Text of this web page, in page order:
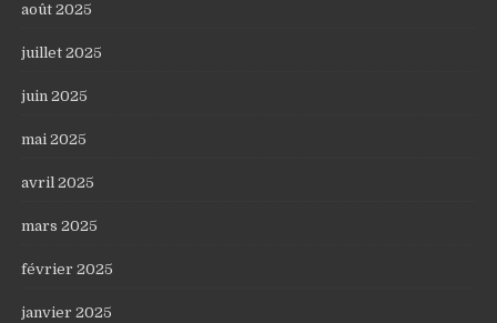
août 2025
juillet 2025
juin 2025
mai 2025
avril 2025
mars 2025
février 2025
janvier 2025